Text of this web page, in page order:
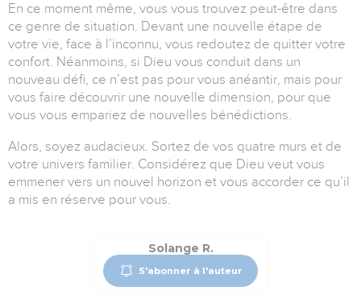
En ce moment même, vous vous trouvez peut-être dans
ce genre de situation. Devant une nouvelle étape de
votre vie, face à l’inconnu, vous redoutez de quitter votre
confort. Néanmoins, si Dieu vous conduit dans un
nouveau défi, ce n’est pas pour vous anéantir, mais pour
vous faire découvrir une nouvelle dimension, pour que
vous vous empariez de nouvelles bénédictions.
Alors, soyez audacieux. Sortez de vos quatre murs et de
votre univers familier. Considérez que Dieu veut vous
emmener vers un nouvel horizon et vous accorder ce qu’il
a mis en réserve pour vous.
Solange R.
S'abonner à l'auteur